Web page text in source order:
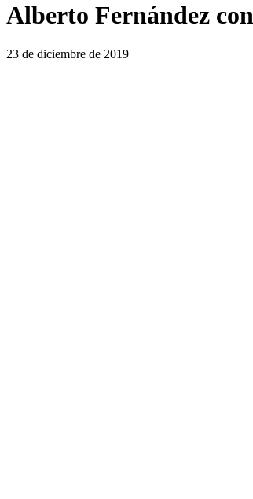
Alberto Fernández
23 de diciembre de 2019